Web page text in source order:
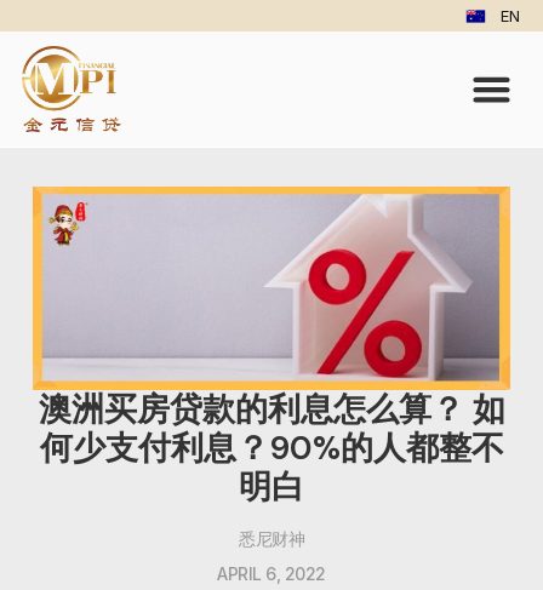
EN
澳洲买房贷款的利息怎么算？ 如
何少支付利息？90%的人都整不
明白
悉尼财神
APRIL 6, 2022